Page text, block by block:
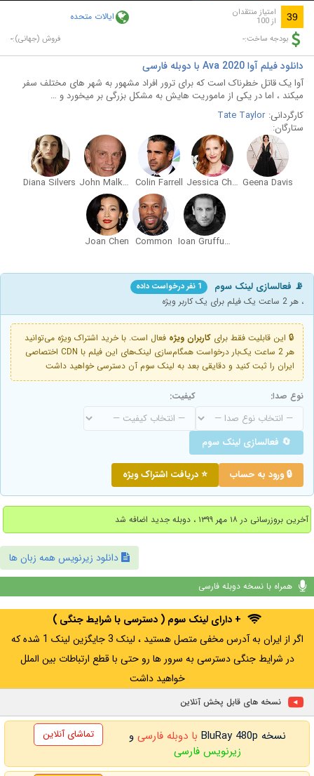
Video
39 امتیاز منتقدان
از 100 ایالات متحده
بودجه ساخت:- فروش (جهانی):-
دانلود فیلم آوا Ava 2020 با دوبله فارسی
آوا یک قاتل خطرناک است که برای ترور افراد مشهور به شهر های مختلف سفر
میکند ، اما در یکی از ماموریت هایش به مشکل بزرگی بر میخورد و …
کارگردانی: Tate Taylor
ستارگان:
Geena Davis
Jessica Chastain
Colin Farrell
John Malkovich
Diana Silvers
Ioan Gruffudd
Common
Joan Chen
📡 فعالسازی لینک سوم 1 نفر درخواست داده
، هر 2 ساعت یک فیلم برای یک کاربر ویژه
🔒 این قابلیت فقط برای کاربران ویژه فعال است. با خرید اشتراک ویژه می‌توانید
هر 2 ساعت یک‌بار درخواست همگام‌سازی لینک‌های این فیلم با CDN اختصاصی
ایران را ثبت کنید و دقایقی بعد به لینک سوم آن دسترسی خواهید داشت
نوع صدا: کیفیت:
🔄 فعالسازی لینک سوم
🔒 ورود به حساب ⭐ دریافت اشتراک ویژه
آخرین بروزرسانی در ۱۸ مهر ۱۳۹۹ ، دوبله جدید اضافه شد
دانلود زیرنویس همه زبان ها
همراه با نسخه دوبله فارسی
+ دارای لینک سوم ( دسترسی با شرایط جنگی )
اگر از ایران به آدرس مخفی متصل هستید ، لینک 3 جایگزین لینک 1 شده که
در شرایط جنگی دسترسی به سرور ها رو حتی با قطع ارتباطات بین الملل
خواهید داشت
نسخه های قابل پخش آنلاین
نسخه BluRay 480p با دوبله فارسیو
زیرنویس فارسی
تماشای آنلاین